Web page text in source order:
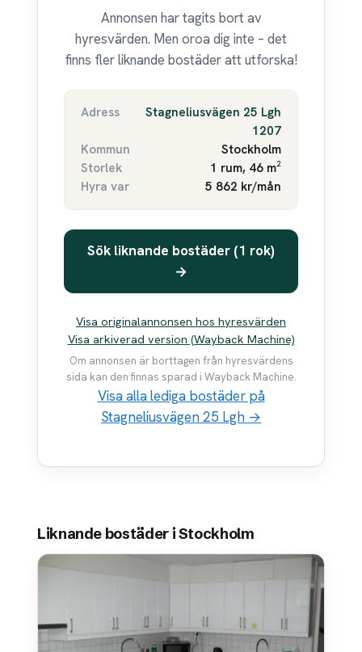
Annonsen har tagits bort av
hyresvärden. Men oroa dig inte – det
finns fler liknande bostäder att utforska!
Adress
Stagneliusvägen 25 Lgh
1207
Kommun
Stockholm
Storlek
1 rum, 46 m²
Hyra var
5 862 kr/mån
Sök liknande bostäder (1 rok)
→
Visa originalannonsen hos hyresvärden
Visa arkiverad version (Wayback Machine)
Om annonsen är borttagen från hyresvärdens
sida kan den finnas sparad i Wayback Machine.
Visa alla lediga bostäder på
Stagneliusvägen 25 Lgh →
Liknande bostäder i Stockholm